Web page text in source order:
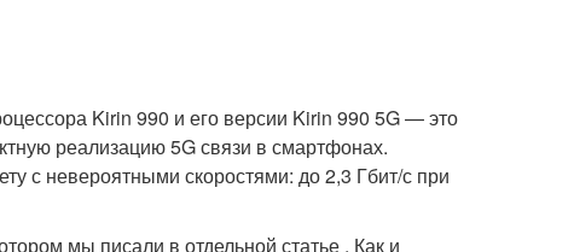
Kirin 990 и его версии Kirin 990 5G — это
реализацию 5G связи в смартфонах.
с невероятными скоростями: до 2,3 Гбит/с при
мы писали в отдельной статье . Как и